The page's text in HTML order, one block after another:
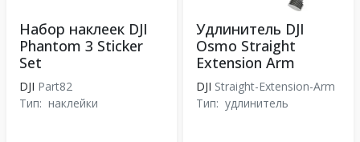
Набор наклеек DJI
Phantom 3 Sticker
Set
DJI Part82
Тип: наклейки
Удлинитель DJI
Osmo Straight
Extension Arm
DJI Straight-Extension-Arm
Тип: удлинитель